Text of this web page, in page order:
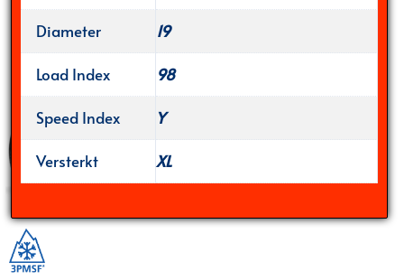
Diameter
19
Load Index
98
Speed Index
Y
Versterkt
XL